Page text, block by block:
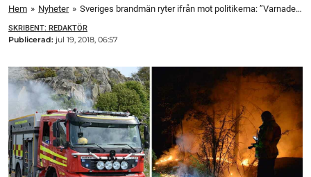
Hem » Nyheter » Sveriges brandmän ryter ifrån mot politikerna: ”Varnade för detta – dags att agera nu”
SKRIBENT: REDAKTÖR
Publicerad: jul 19, 2018, 06:57